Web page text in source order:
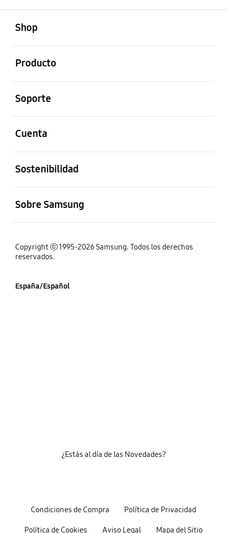
Shop
Producto
Soporte
Cuenta
Sostenibilidad
Sobre Samsung
Copyright ⓒ 1995-2026 Samsung. Todos los derechos
reservados.
España/Español
Condiciones de Compra Política de Privacidad
Política de Cookies Aviso Legal Mapa del Sitio
¿Estás al día de las Novedades?